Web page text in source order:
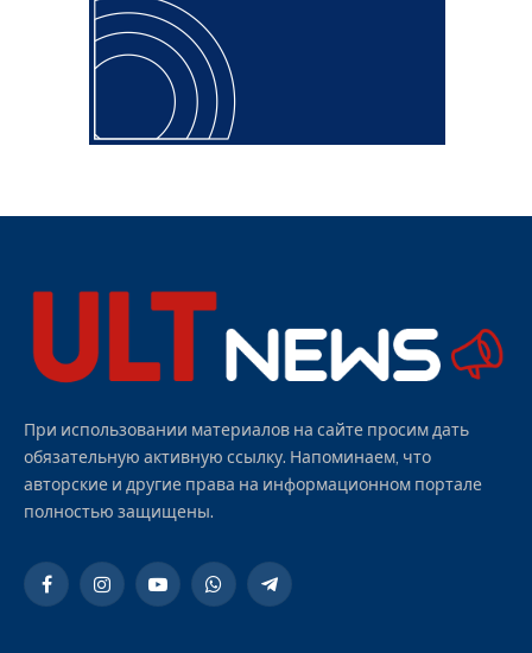
При использовании материалов на сайте просим дать
обязательную активную ссылку. Напоминаем, что
авторские и другие права на информационном портале
полностью защищены.
FacebookInstagramYouTubeWhatsAppTelegram